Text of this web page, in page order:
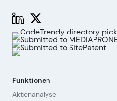
Funktionen
Aktienanalyse